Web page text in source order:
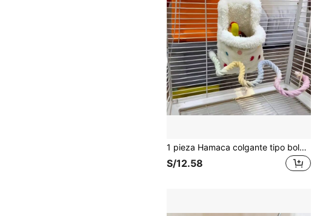
1 pieza Hamaca colgante tipo bolsa de dormir para loros, adecuada para loros, periquitos, hámsteres, bolsa de descanso cómoda para viajes, fácil de transportar - Bolsa de dormir para animales pequeños
S/12.58